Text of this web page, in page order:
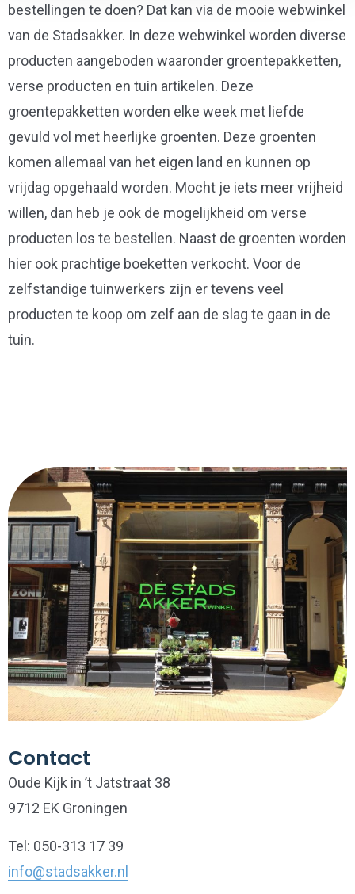
bestellingen te doen? Dat kan via de mooie webwinkel
van de Stadsakker. In deze webwinkel worden diverse
producten aangeboden waaronder groentepakketten,
verse producten en tuin artikelen. Deze
groentepakketten worden elke week met liefde
gevuld vol met heerlijke groenten. Deze groenten
komen allemaal van het eigen land en kunnen op
vrijdag opgehaald worden. Mocht je iets meer vrijheid
willen, dan heb je ook de mogelijkheid om verse
producten los te bestellen. Naast de groenten worden
hier ook prachtige boeketten verkocht. Voor de
zelfstandige tuinwerkers zijn er tevens veel
producten te koop om zelf aan de slag te gaan in de
tuin.
Contact
Oude Kijk in ’t Jatstraat 38
9712 EK Groningen
Tel: 050-313 17 39
info@stadsakker.nl